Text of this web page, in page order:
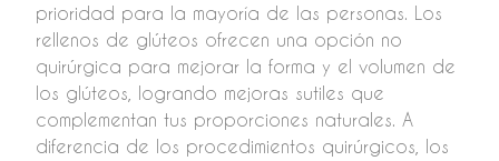
prioridad para la mayoría de las personas. Los
rellenos de glúteos ofrecen una opción no
quirúrgica para mejorar la forma y el volumen de
los glúteos, logrando mejoras sutiles que
complementan tus proporciones naturales. A
diferencia de los procedimientos quirúrgicos, los